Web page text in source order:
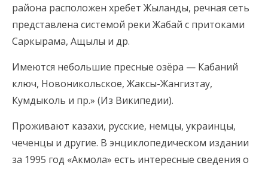
района расположен хребет Жыланды, речная сеть
представлена системой реки Жабай с притоками
Саркырама, Ащылы и др.
Имеются небольшие пресные озёра — Кабаний
ключ, Новоникольское, Жаксы-Жангизтау,
Кумдыколь и пр.» (Из Википедии).
Проживают казахи, русские, немцы, украинцы,
чеченцы и другие. В энциклопедическом издании
за 1995 год «Акмола» есть интересные сведения о